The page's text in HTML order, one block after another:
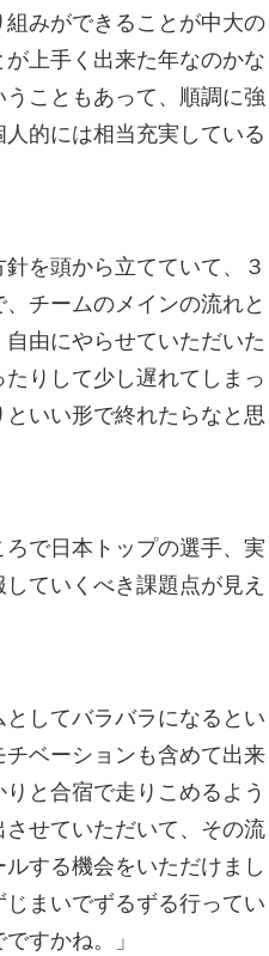
みができることが中大の
上手く出来た年なのかな
こともあって、順調に強
的には相当充実している
を頭から立てていて、３
チームのメインの流れと
由にやらせていただいた
りして少し遅れてしまっ
いい形で終れたらなと思
で日本トップの選手、実
ていくべき課題点が見え
してバラバラになるとい
ベーションも含めて出来
と合宿で走りこめるよう
せていただいて、その流
する機会をいただけまし
まいでずるずる行ってい
すかね。」